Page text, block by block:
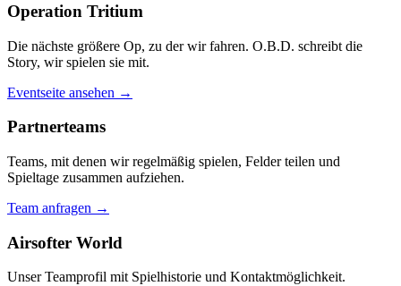
Operation Tritium
Die nächste größere Op, zu der wir fahren. O.B.D. schreibt die
Story, wir spielen sie mit.
Eventseite ansehen →
Partnerteams
Teams, mit denen wir regelmäßig spielen, Felder teilen und
Spieltage zusammen aufziehen.
Team anfragen →
Airsofter World
Unser Teamprofil mit Spielhistorie und Kontaktmöglichkeit.